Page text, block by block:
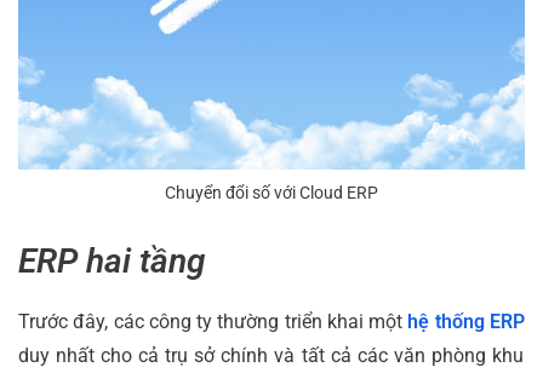
Chuyển đổi số với Cloud ERP
ERP hai tầng
Trước đây, các công ty thường triển khai mộthệ thống ERP
duy nhất cho cả trụ sở chính và tất cả các văn phòng khu